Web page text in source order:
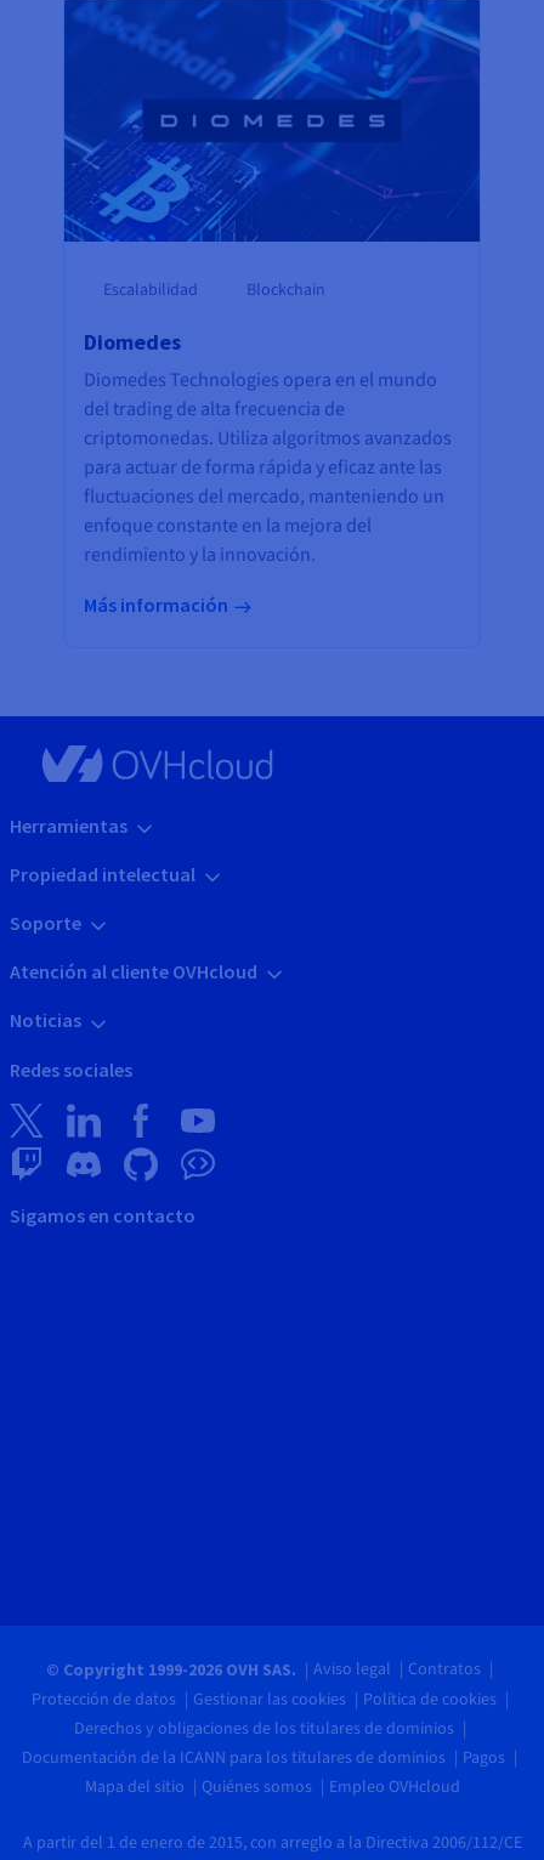
Escalabilidad Blockchain
Diomedes
Diomedes Technologies opera en el mundo
del trading de alta frecuencia de
criptomonedas. Utiliza algoritmos avanzados
para actuar de forma rápida y eficaz ante las
fluctuaciones del mercado, manteniendo un
enfoque constante en la mejora del
rendimiento y la innovación.
Más información
Herramientas
Propiedad intelectual
Soporte
Atención al cliente OVHcloud
Noticias
Redes sociales
Sigamos en contacto
© Copyright 1999-2026 OVH SAS. Aviso legal
Contratos
Protección de datos
Gestionar las cookies
Política de cookies
Derechos y obligaciones de los titulares de dominios
Documentación de la ICANN para los titulares de dominios
Pagos
Mapa del sitio
Quiénes somos Empleo OVHcloud
A partir del 1 de enero de 2015, con arreglo a la Directiva 2006/112/CE